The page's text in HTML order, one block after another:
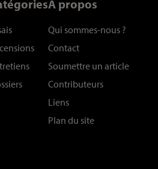
À propos
Qui sommes-nous ?
Contact
Soumettre un article
Contributeurs
Liens
Plan du site